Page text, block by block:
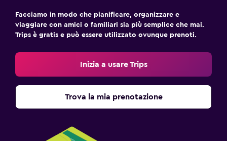
Pulizia quotidiana
Videosorveglianza nelle aree comuni
Kit di pronto soccorso
Facciamo in modo che pianificare, organizzare e
viaggiare con amici o familiari sia più semplice che mai.
Trips è gratis e può essere utilizzato ovunque prenoti.
Inizia a usare Trips
Trova la mia prenotazione